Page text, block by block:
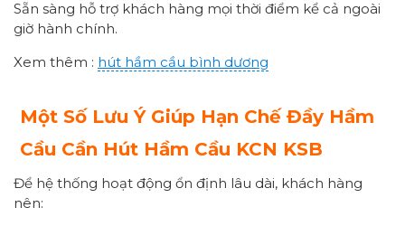
Sẵn sàng hỗ trợ khách hàng mọi thời điểm kể cả ngoài
giờ hành chính.
Xem thêm : hút hầm cầu bình dương
Một Số Lưu Ý Giúp Hạn Chế Đầy Hầm
Cầu Cần Hút Hầm Cầu KCN KSB
Để hệ thống hoạt động ổn định lâu dài, khách hàng
nên: